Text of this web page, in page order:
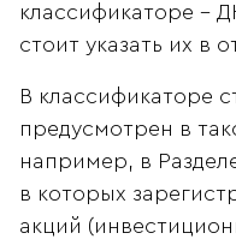
классификаторе -
стоит указать их в
В классификаторе
предусмотрен в
например, в
в которых
акций